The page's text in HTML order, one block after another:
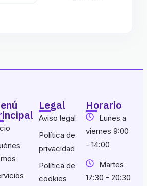
Legal
Aviso legal
Política de
privacidad
Política de
cookies
Horario
Lunes a
viernes 9:00
- 14:00
Martes
17:30 - 20:30